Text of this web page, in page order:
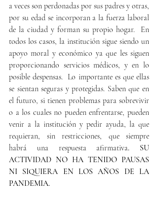
a veces son perdonadas por sus padres y otras,
por su edad se incorporan a la fuerza laboral
de la ciudad y forman su propio hogar.  En
todos los casos, la institución sigue siendo un
apoyo moral y económico ya que les siguen
proporcionando servicios médicos, y en lo
posible despensas.  Lo importante es que ellas
se sientan seguras y protegidas. Saben que en
el futuro, si tienen problemas para sobrevivir
o a los cuales no pueden enfrentarse, pueden
venir a la institución y pedir ayuda, la que
requieran, sin restricciones, que siempre
habrá una respuesta afirmativa. SU
ACTIVIDAD NO HA TENIDO PAUSAS
NI SIQUIERA EN LOS AÑOS DE LA
PANDEMIA.